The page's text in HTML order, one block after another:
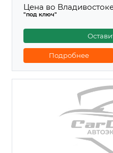
Цена во
"под ключ"
Подробнее